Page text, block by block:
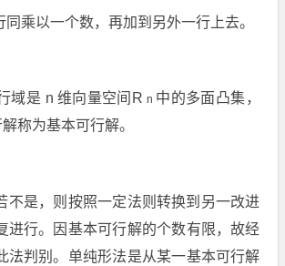
乘以一个数，再加到另外一行上去。
域是 n 维向量空间 Rn 中的多面凸集，
称为基本可行解。
是，则按照一定法则转换到另一改进
进行。因基本可行解的个数有限，故经
法判别。单纯形法是从某一基本可行解